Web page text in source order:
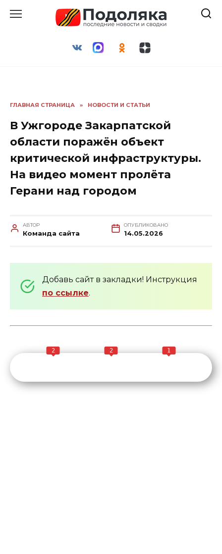
ГЛАВНАЯ СТРАНИЦА » НОВОСТИ И СТАТЬИ
В Ужгороде Закарпатской
области поражён объект
критической инфраструктуры.
На видео момент пролёта
Герани над городом
АВТОР
Команда сайта
ОПУБЛИКОВАНО
14.05.2026
Добавь сайт в закладки! Инструкция
по ссылке.
2 2 1